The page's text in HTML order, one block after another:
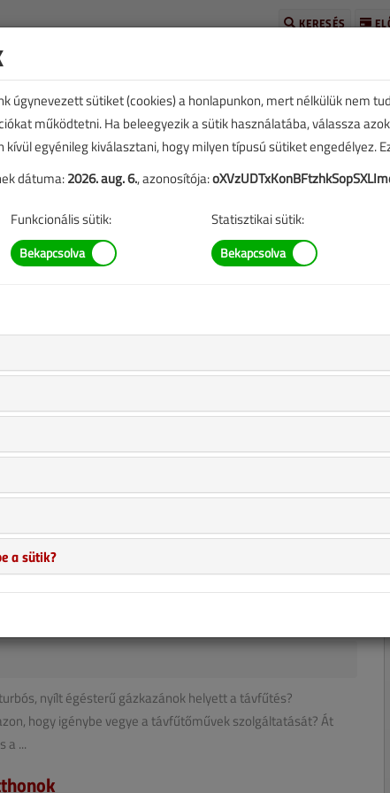
KERESÉS
tekinthető, abban az esetben, ha a fogyasztási
infrastruktúra kiépített....
tapasztalatok és a külföldi példa is azt mutatja, hogy a
egyike, ha megfelelően szabályozható. Az Otthon Melege
nyílt égésterű gázkazánok helyett a távfűtés?
hogy igénybe vegye a távfűtőművek szolgáltatását? Át
a ...
úgynevezett sütiket (cookies) a honlapunkon, mert nélkülük nem
működtetni. Ha beleegyezik a sütik használatába, válassza
egyénileg kiválasztani, hogy milyen típusú sütiket engedélyez.
dátuma:2026. aug. 6., azonosítója:
Funkcionális sütik: Statisztikai sütik:
a sütik?